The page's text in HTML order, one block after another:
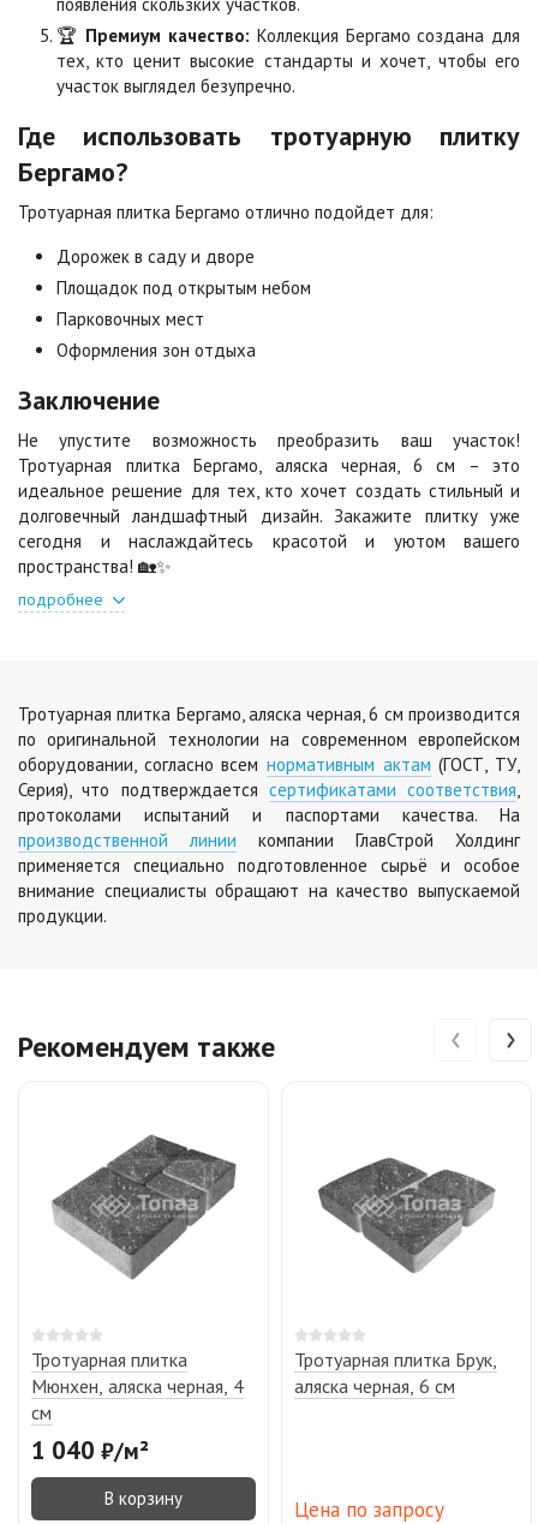
Цена по запросу
Сорренто
Цена по запросу
Хаски
Цена по запросу
Цена по запросу
Шафран
Цена по запросу Цена по запросу
Яшма
Цена по запросу
🏆 Премиум качество: Коллекция Бергамо создана для
тех, кто ценит высокие стандарты и хочет, чтобы его
участок выглядел безупречно.
Где использовать тротуарную плитку
Бергамо?
Тротуарная плитка Бергамо отлично подойдет для:
Дорожек в саду и дворе
Площадок под открытым небом
Парковочных мест
Оформления зон отдыха
Заключение
Не упустите возможность преобразить ваш участок!
Тротуарная плитка Бергамо, аляска черная, 6 см – это
идеальное решение для тех, кто хочет создать стильный и
долговечный ландшафтный дизайн. Закажите плитку уже
сегодня и наслаждайтесь красотой и уютом вашего
пространства! 🏡✨
подробнее
Тротуарная плитка Бергамо, аляска черная, 6 см производится
по оригинальной технологии на современном европейском
оборудовании, согласно всем нормативным актам (ГОСТ, ТУ,
Серия), что подтверждается сертификатами соответствия
протоколами испытаний и паспортами качества. На
производственной линии компании ГлавСтрой Холдинг
применяется специально подготовленное сырьё и особое
внимание специалисты обращают на качество выпускаемой
продукции.
Рекомендуем также
Тротуарная плитка
Мюнхен, аляска черная, 4
см
1 040 ₽/м²
В корзину
Тротуарная плитка Брук,
аляска черная, 6 см
Цена по запросу
‹ ›